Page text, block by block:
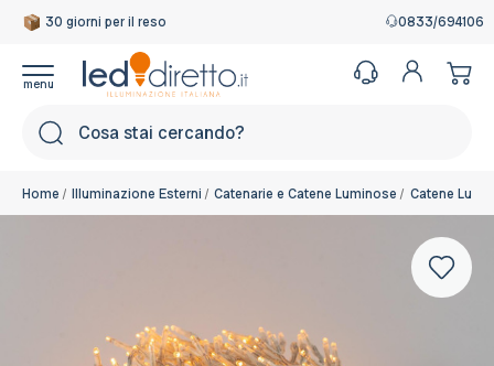
30 giorni per il reso 0833/694106
Home Illuminazione Esterni Catenarie e Catene Luminose Catene